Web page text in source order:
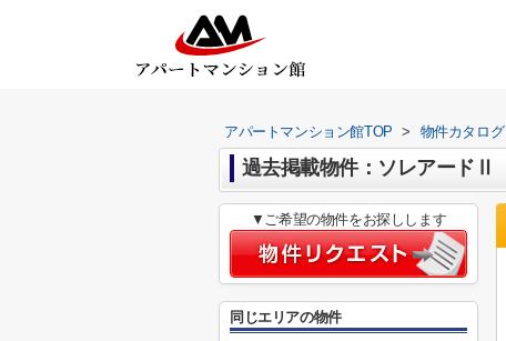
アパートマンション館TOP > 物件カタログ
過去掲載物件：ソレアードⅡ
▼ご希望の物件をお探しします
同じエリアの物件